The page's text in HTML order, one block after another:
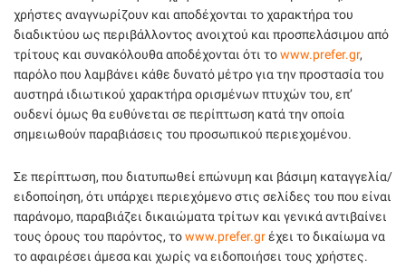
χρήστες αναγνωρίζουν και αποδέχονται το χαρακτήρα του
διαδικτύου ως περιβάλλοντος ανοιχτού και προσπελάσιμου από
τρίτους και συνακόλουθα αποδέχονται ότι τοwww.prefer.gr,
παρόλο που λαμβάνει κάθε δυνατό μέτρο για την προστασία του
αυστηρά ιδιωτικού χαρακτήρα ορισμένων πτυχών του, επ’
ουδενί όμως θα ευθύνεται σε περίπτωση κατά την οποία
σημειωθούν παραβιάσεις του προσωπικού περιεχομένου.
Σε περίπτωση, που διατυπωθεί επώνυμη και βάσιμη καταγγελία/
ειδοποίηση, ότι υπάρχει περιεχόμενο στις σελίδες του που είναι
παράνομο, παραβιάζει δικαιώματα τρίτων και γενικά αντιβαίνει
τους όρους του παρόντος, τοwww.prefer.grέχει το δικαίωμα να
το αφαιρέσει άμεσα και χωρίς να ειδοποιήσει τους χρήστες.